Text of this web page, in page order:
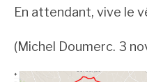
En attendant, vive le
(Michel Doumerc. 3